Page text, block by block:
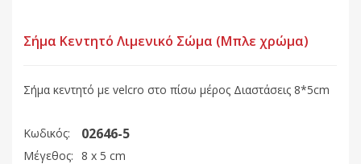
Σήμα Κεντητό Λιμενικό Σώμα (Μπλε χρώμα)
Σήμα κεντητό με velcro στο πίσω μέρος Διαστάσεις 8*5cm
Κωδικός: 02646-5
Μέγεθος: 8 x 5 cm